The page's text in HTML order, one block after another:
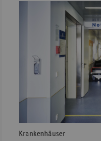
Krankenhäuser